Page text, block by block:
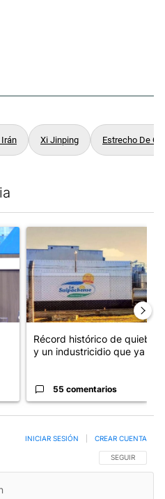
Irán Xi Jinping Estrecho De
el título "El Banco Central no
Récord histórico de quiebras
y un industricidio que ya ...
55 comentarios
SIGA ESTA
SEGUIR
INICIAR SESIÓN CREAR CUENTA